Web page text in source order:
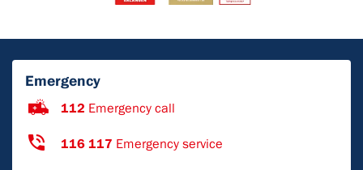
Emergency
112 Emergency call
116 117 Emergency service